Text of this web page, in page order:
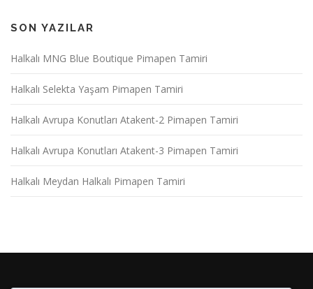
SON YAZILAR
Halkalı MNG Blue Boutique Pimapen Tamiri
Halkalı Selekta Yaşam Pimapen Tamiri
Halkalı Avrupa Konutları Atakent-2 Pimapen Tamiri
Halkalı Avrupa Konutları Atakent-3 Pimapen Tamiri
Halkalı Meydan Halkalı Pimapen Tamiri